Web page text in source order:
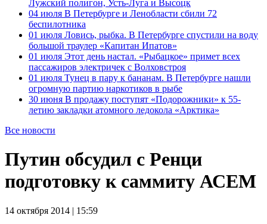
Лужский полигон, Усть-Луга и Высоцк
04 июля В Петербурге и Ленобласти сбили 72
беспилотника
01 июля Ловись, рыбка. В Петербурге спустили на воду
большой траулер «Капитан Ипатов»
01 июля Этот день настал. «Рыбацкое» примет всех
пассажиров электричек с Волховстроя
01 июля Тунец в пару к бананам. В Петербурге нашли
огромную партию наркотиков в рыбе
30 июня В продажу поступят «Подорожники» к 55-
летию закладки атомного ледокола «Арктика»
Все новости
Путин обсудил с Ренци
подготовку к саммиту АСЕМ
14 октября 2014 | 15:59